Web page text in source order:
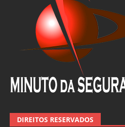
DIREITOS RESERVADOS